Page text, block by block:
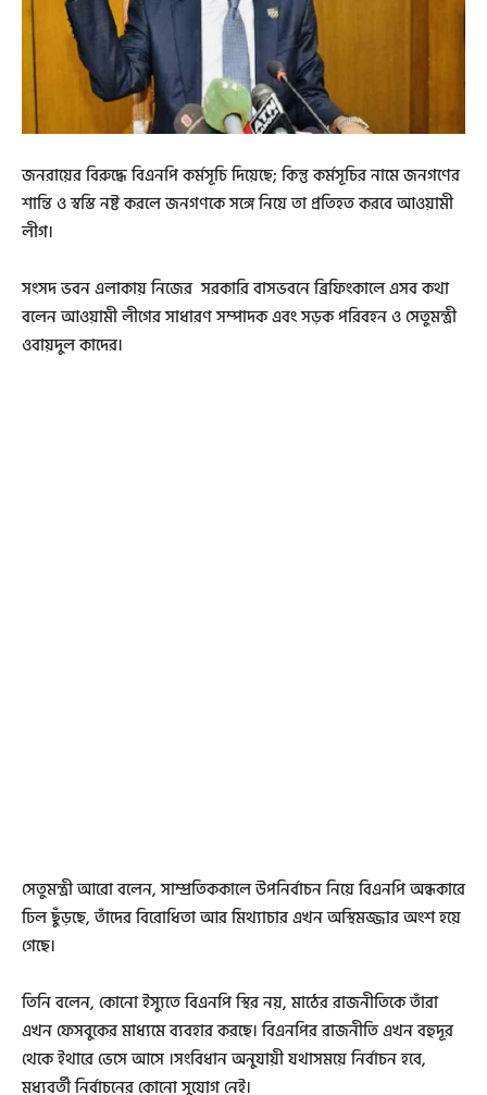
জনরায়ের বিরুদ্ধে বিএনপি কর্মসূচি দিয়েছে; কিন্তু কর্মসূচির নামে জনগণের
শান্তি ও স্বস্তি নষ্ট করলে জনগণকে সঙ্গে নিয়ে তা প্রতিহত করবে আওয়ামী
লীগ।
সংসদ ভবন এলাকায় নিজের সরকারি বাসভবনে ব্রিফিংকালে এসব কথা
বলেন আওয়ামী লীগের সাধারণ সম্পাদক এবং সড়ক পরিবহন ও সেতুমন্ত্রী
ওবায়দুল কাদের।
সেতুমন্ত্রী আরো বলেন, সাম্প্রতিককালে উপনির্বাচন নিয়ে বিএনপি অন্ধকারে
ঢিল ছুঁড়ছে, তাঁদের বিরোধিতা আর মিথ্যাচার এখন অস্থিমজ্জার অংশ হয়ে
গেছে।
তিনি বলেন, কোনো ইস্যুতে বিএনপি স্থির নয়, মাঠের রাজনীতিকে তাঁরা
এখন ফেসবুকের মাধ্যমে ব্যবহার করছে। বিএনপির রাজনীতি এখন বহুদূর
থেকে ইথারে ভেসে আসে ।সংবিধান অনুযায়ী যথাসময়ে নির্বাচন হবে,
মধ্যবর্তী নির্বাচনের কোনো সুযোগ নেই।